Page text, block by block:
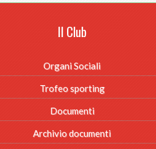
Il Club
Organi Sociali
Trofeo sporting
Documenti
Archivio documenti